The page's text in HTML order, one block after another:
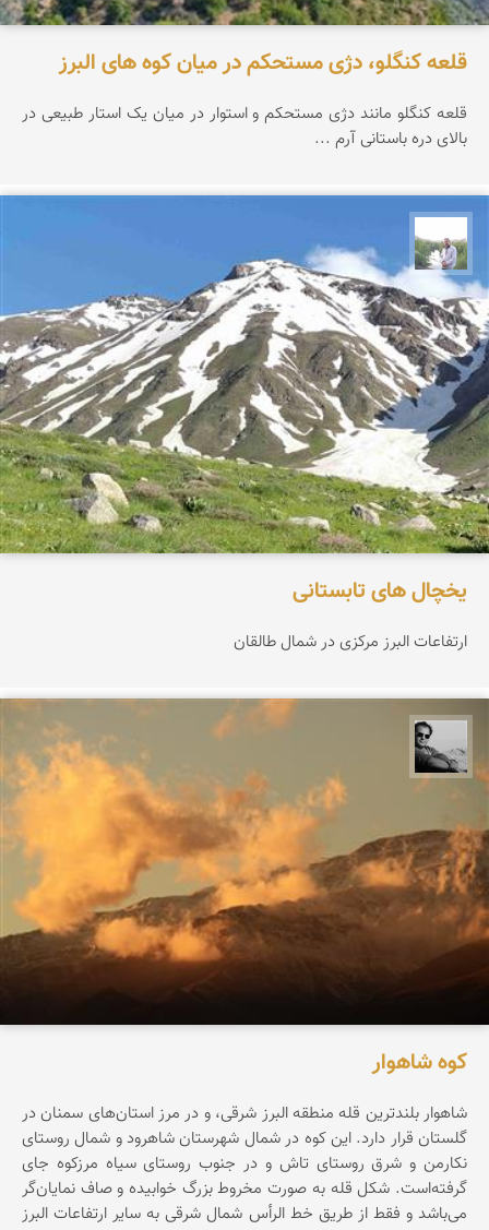
قلعه کنگلو، دژی مستحکم در میان کوه های البرز
قلعه کنگلو مانند دژی مستحکم و استوار در میان یک استار طبیعی در
بالای دره باستانی آرم ...
یخچال های تابستانی
ارتفاعات البرز مرکزی در شمال طالقان
کوه شاهوار
شاهوار بلندترین قله منطقه البرز شرقی، و در مرز استان‌های سمنان در
گلستان قرار دارد. این کوه در شمال شهرستان شاهرود و شمال روستای
نکارمن و شرق روستای تاش و در جنوب روستای سیاه مرزکوه جای
گرفته‌است. شکل قله به صورت مخروط بزرگ خوابیده و صاف نمایان‌گر
می‌باشد و فقط از طریق خط الرأس شمال شرقی به سایر ارتفاعات البرز